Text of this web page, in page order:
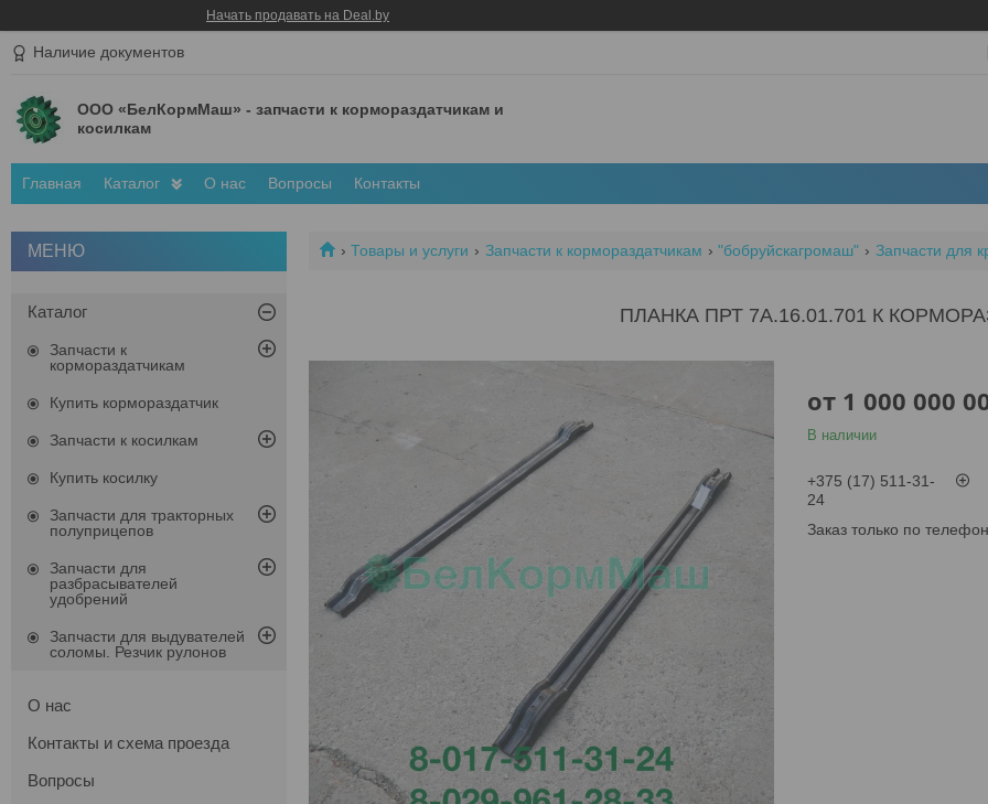
Начать продавать на Deal.by
Наличие документов
ООО «БелКормМаш» - запчасти к кормораздатчикам и
косилкам
Главная Каталог О нас Вопросы Контакты
Товары и услуги Запчасти к кормораздатчикам "бобруйскагромаш" Запчасти для
ПЛАНКА ПРТ 7А.16.01.701 К
от 1 000 000
В наличии
+375 (17) 511-31-
24
Заказ только по
Каталог
Запчасти к
кормораздатчикам
Купить кормораздатчик
Запчасти к косилкам
Купить косилку
Запчасти для тракторных
полуприцепов
Запчасти для
разбрасывателей
удобрений
Запчасти для выдувателей
соломы. Резчик рулонов
О нас
Контакты и схема проезда
Вопросы